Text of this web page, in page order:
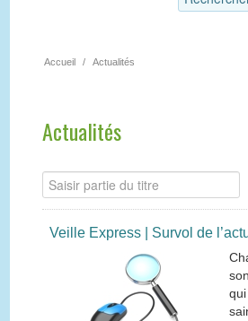
Accueil / Actualités
Actualités
Veille Express | Survol de